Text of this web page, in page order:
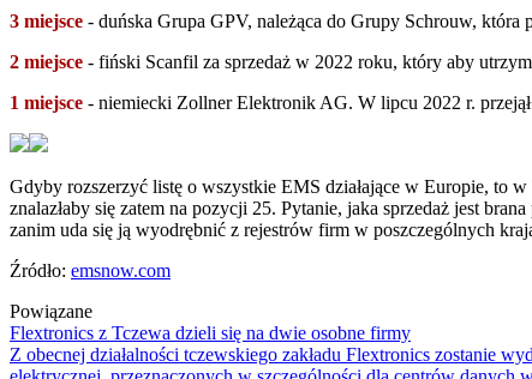
3 miejsce - duńska Grupa GPV, należąca do Grupy Schrouw,
2 miejsce - fiński Scanfil za sprzedaż w 2022 roku, który aby
1 miejsce - niemiecki Zollner Elektronik AG. W lipcu 2022 r.
Gdyby rozszerzyć listę o wszystkie EMS działające w Europie, to
znalazłaby się zatem na pozycji 25. Pytanie, jaka sprzedaż jest
zanim uda się ją wyodrębnić z rejestrów firm w poszczególnych
Źródło: emsnow.com
Powiązane
Flextronics z Tczewa dzieli się na dwie osobne firmy
Z obecnej działalności tczewskiego zakładu Flextronics zostanie